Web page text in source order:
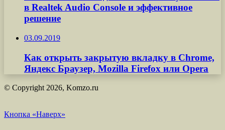
в Realtek Audio Console и эффективное
решение
03.09.2019
Как открыть закрытую вкладку в Chrome,
Яндекс Браузер, Mozilla Firefox или Opera
© Copyright 2026, Komzo.ru
Кнопка «Наверх»